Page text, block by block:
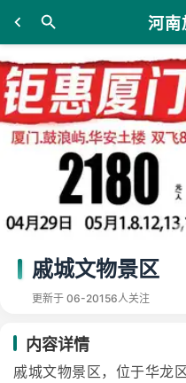
河南
戚城文物景区
更新于 06-20156人关注
内容详情
戚城文物景区，位于华龙